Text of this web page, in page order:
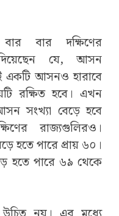
বার বার দক্ষিণের
যে, আসন
একটি আসনও হারাবে
রক্ষিত হবে। এখন
সংখ্যা বেড়ে হবে
রাজ্যগুলিরও।
হতে পারে প্রায় ৬০।
হতে পারে ৬৯ থেকে